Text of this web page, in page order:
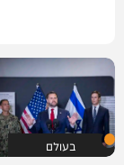
בעולם